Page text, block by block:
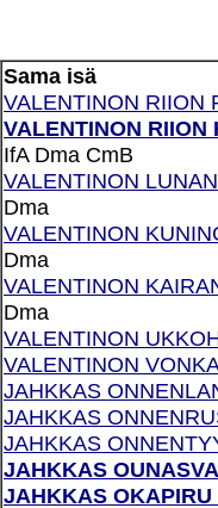
Sama isä
VALENTINON RIION
VALENTINON RIION
IfA Dma CmB
VALENTINON
Dma
VALENTINON
Dma
VALENTINON
Dma
VALENTINON
VALENTINON
JAHKKAS
JAHKKAS
JAHKKAS
JAHKKAS
JAHKKAS OKAPIRU